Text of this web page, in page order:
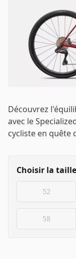
Découvrez
avec le
cycliste en quête
Choisir la
52
58
Email*
Mot de passe